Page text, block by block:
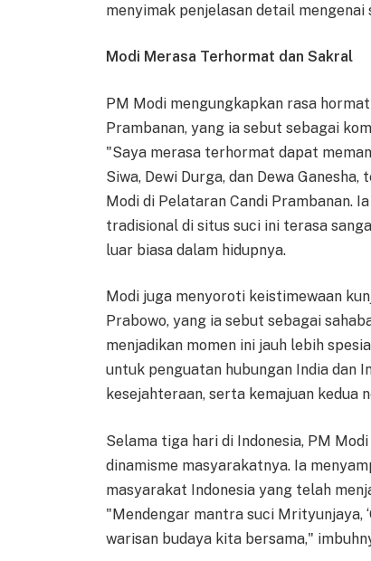
menyimak penjelasan detail
Modi Merasa Terhormat dan Sakral
PM Modi mengungkapkan rasa
Prambanan, yang ia sebut sebagai
"Saya merasa terhormat dapat
Siwa, Dewi Durga, dan Dewa
Modi di Pelataran Candi Prambanan.
tradisional di situs suci ini terasa
luar biasa dalam hidupnya.
Modi juga menyoroti keistimewaan
Prabowo, yang ia sebut sebagai
menjadikan momen ini jauh lebih
untuk penguatan hubungan India dan
kesejahteraan, serta kemajuan kedua
Selama tiga hari di Indonesia, PM
dinamisme masyarakatnya. Ia
masyarakat Indonesia yang telah
"Mendengar mantra suci Mrityunjaya,
warisan budaya kita bersama,"